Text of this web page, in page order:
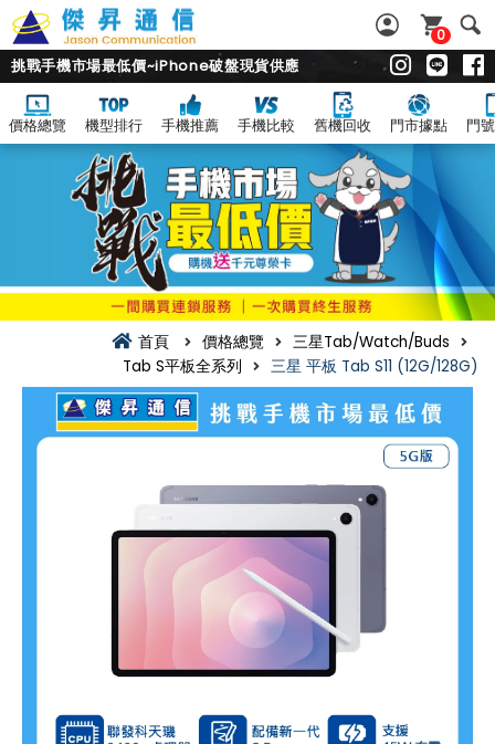
0
挑戰手機市場最低價~iPhone破盤現貨供應
價格總覽 機型排行 手機推薦 手機比較 舊機回收 門市據點 門
首頁 價格總覽
三星Tab/Watch/Buds
Tab S平板全系列
三星 平板 Tab S11 (12G/128G)